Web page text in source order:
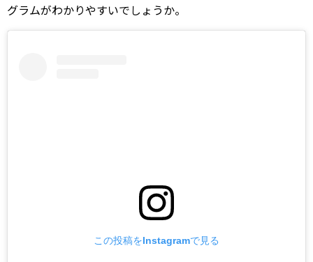
グラムがわかりやすいでしょうか。
この投稿をInstagramで見る